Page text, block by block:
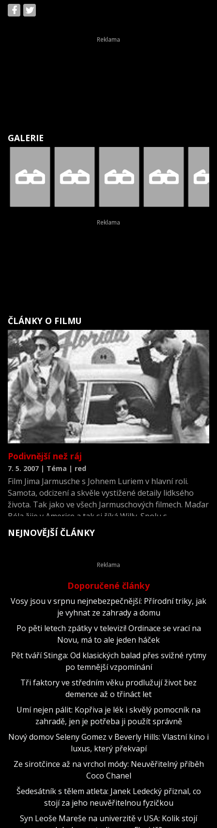
GALERIE
ČLÁNKY O FILMU
Podivnější než ráj
7. 5. 2007 | Téma | red
Film Jima Jarmusche s Johnem Luriem v hlavní roli.
Samota, odcizení a skvěle vystižené detaily lidksého
života. Tak jako ve všech Jarmuschových filmech. Maďar
Béla žije v Americe a tak si říká Willy. Spolu s
kamarádem Eddiem se živí drobnými karetními podvody
a sázením
NEJNOVĚJŠÍ ČLÁNKY
Doporučené články
Vosy jsou v srpnu nejnebezpečnější: Přírodní triky, jak
je vyhnat ze zahrady a domu
Po pěti letech zpátky v televizi! Ordinace se vrací na
Novu, má to ale jeden háček
Pět tváří Stinga: Od klasických balad přes svižné rytmy
po temnější vzpomínání
Tři faktory ve středním věku prodlužují život bez
demence až o třináct let
Umí nejen pálit: Kopřiva je lék i skvělý pomocník na
zahradě, jen je potřeba ji použít správně
Nový domov Seleny Gomez v Beverly Hills: Vlastní kino i
luxus, který překvapí
Ze sirotčince až na vrchol módy: Neuvěřitelný příběh
Coco Chanel
Šedesátník s tělem atleta: Janek Ledecký přiznal, co
stojí za jeho neuvěřitelnou fyzičkou
Syn Leoše Mareše na univerzitě v USA: Kolik stojí